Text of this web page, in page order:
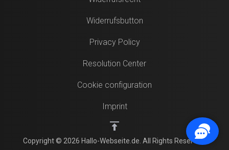
Copyright © 2026 Hallo-Webseite.de. All Rights Reserved.
Widerrufsbutton
Privacy Policy
Resolution Center
Cookie configuration
Imprint